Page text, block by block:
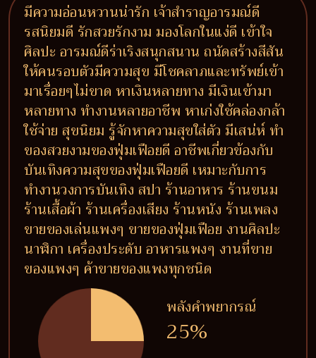
มีความอ่อนหวานน่ารัก เจ้าสำราญอารมณ์ดี
รสนิยมดี รักสวยรักงาม มองโลกในแง่ดี เข้าใจ
ศิลปะ อารมณ์ดีร่าเริงสนุกสนาน ถนัดสร้างสีสัน
ให้คนรอบตัวมีความสุข มีโชคลาภและทรัพย์เข้า
มาเรื่อยๆไม่ขาด หาเงินหลายทาง มีเงินเข้ามา
หลายทาง ทำงานหลายอาชีพ หาเก่งใช้คล่องกล้า
ใช้จ่าย สุขนิยม รู้จักหาความสุขใส่ตัว มีเสน่ห์ ทำ
ของสวยงามของฟุ่มเฟือยดี อาชีพเกี่ยวข้องกับ
บันเทิงความสุขของฟุ่มเฟือยดี เหมาะกับการ
ทำงานวงการบันเทิง สปา ร้านอาหาร ร้านขนม
ร้านเสื้อผ้า ร้านเครื่องเสียง ร้านหนัง ร้านเพลง
ขายของเล่นแพงๆ ขายของฟุ่มเฟือย งานศิลปะ
นาฬิกา เครื่องประดับ อาหารแพงๆ งานที่ขาย
ของแพงๆ ค้าขายของแพงทุกชนิด
พลังคำพยากรณ์
25%